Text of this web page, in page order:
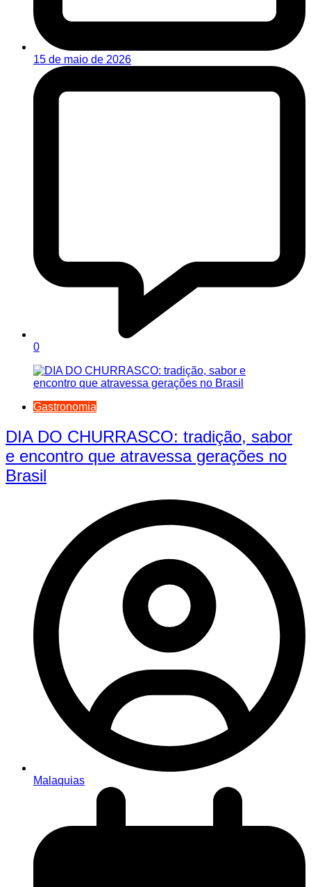
15 de maio de 2026
0
Gastronomia
DIA DO CHURRASCO: tradição, sabor
e encontro que atravessa gerações no
Brasil
Malaquias